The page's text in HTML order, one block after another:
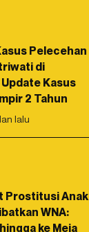
Pelecehan
di
Kasus
2 Tahun
lalu
Prostitusi Anak
WNA:
ke Meja